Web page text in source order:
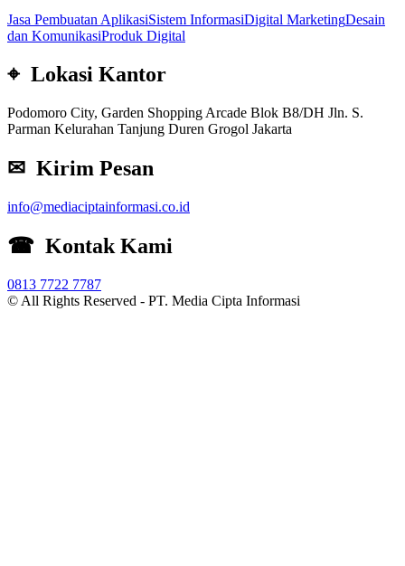
Jasa Pembuatan AplikasiSistem InformasiDigital MarketingDesain
dan KomunikasiProduk Digital
⌖ Lokasi Kantor
Podomoro City, Garden Shopping Arcade Blok B8/DH Jln. S.
Parman Kelurahan Tanjung Duren Grogol Jakarta
✉ Kirim Pesan
info@mediaciptainformasi.co.id
☎ Kontak Kami
0813 7722 7787
© All Rights Reserved - PT. Media Cipta Informasi